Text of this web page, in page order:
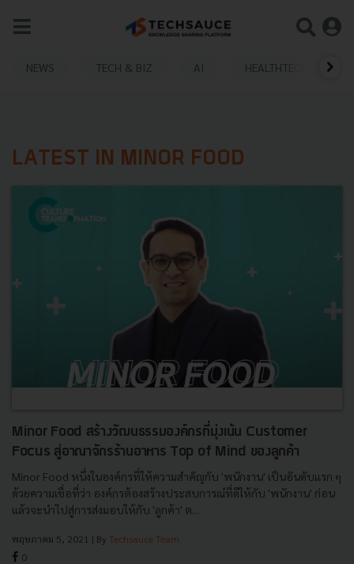
NEWS TECH & BIZ AI HEALTHTECH
LATEST IN MINOR FOOD
Minor Food สร้างวัฒนธรรมองค์กรที่มุ่งเน้น Customer
Focus สู่อาณาจักรร้านอาหาร Top of Mind ของลูกค้า
Minor Food หนึ่งในองค์กรที่ให้ความสำคัญกับ 'พนักงาน' เป็นอันดับแรก ๆ
ด้วยความเชื่อที่ว่า องค์กรต้องสร้างประสบการณ์ที่ดีให้กับ 'พนักงาน' ก่อน
แล้วจะนำไปสู่การส่งมอบให้กับ 'ลูกค้า' ต...
พฤษภาคม 5, 2021 | By Techsauce Team
0